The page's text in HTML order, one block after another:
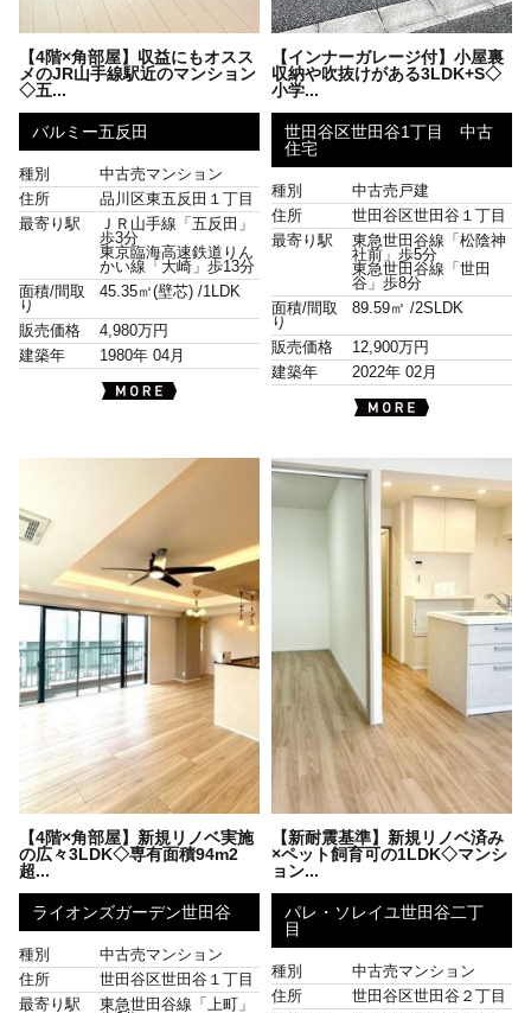
【4階×角部屋】収益にもオスス
メのJR山手線駅近のマンション
◇五...
バルミー五反田
種別
中古売マンション
住所
品川区東五反田１丁目
最寄り駅
ＪＲ山手線「五反田」
歩3分
東京臨海高速鉄道りん
かい線「大崎」歩13分
面積/間取
り
45.35㎡(壁芯) /1LDK
販売価格
4,980万円
建築年
1980年 04月
【インナーガレージ付】小屋裏
収納や吹抜けがある3LDK+S◇
小学...
世田谷区世田谷1丁目 中古
住宅
種別
中古売戸建
住所
世田谷区世田谷１丁目
最寄り駅
東急世田谷線「松陰神
社前」歩5分
東急世田谷線「世田
谷」歩8分
面積/間取
り
89.59㎡ /2SLDK
販売価格
12,900万円
建築年
2022年 02月
【4階×角部屋】新規リノベ実施
の広々3LDK◇専有面積94m2
超...
ライオンズガーデン世田谷
種別
中古売マンション
住所
世田谷区世田谷１丁目
最寄り駅
東急世田谷線「上町」
【新耐震基準】新規リノベ済み
×ペット飼育可の1LDK◇マンシ
ョン...
パレ・ソレイユ世田谷二丁
目
種別
中古売マンション
住所
世田谷区世田谷２丁目